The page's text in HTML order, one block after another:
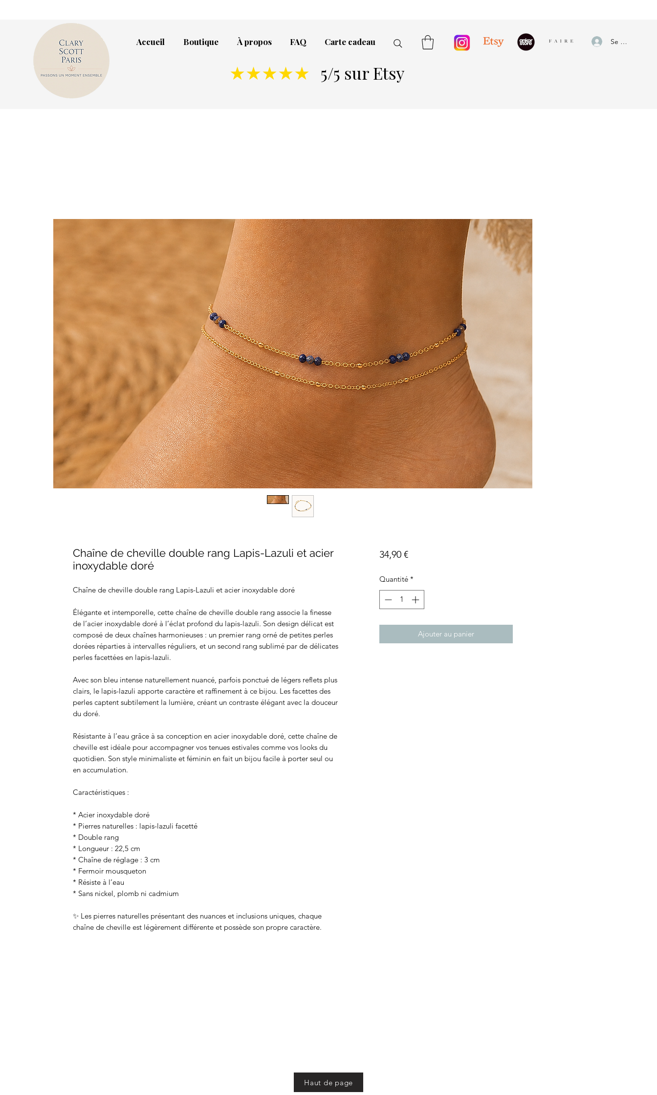
Accueil Boutique À propos FAQ Carte cadeau
★★★★★ 5/5 sur Etsy
Se connecter
Chaîne de cheville double rang Lapis-Lazuli et acier
inoxydable doré
Chaîne de cheville double rang Lapis-Lazuli et acier inoxydable doré
Élégante et intemporelle, cette chaîne de cheville double rang associe la finesse
de l’acier inoxydable doré à l’éclat profond du lapis-lazuli. Son design délicat est
composé de deux chaînes harmonieuses : un premier rang orné de petites perles
dorées réparties à intervalles réguliers, et un second rang sublimé par de délicates
perles facettées en lapis-lazuli.
Avec son bleu intense naturellement nuancé, parfois ponctué de légers reflets plus
clairs, le lapis-lazuli apporte caractère et raffinement à ce bijou. Les facettes des
perles captent subtilement la lumière, créant un contraste élégant avec la douceur
du doré.
Résistante à l’eau grâce à sa conception en acier inoxydable doré, cette chaîne de
cheville est idéale pour accompagner vos tenues estivales comme vos looks du
quotidien. Son style minimaliste et féminin en fait un bijou facile à porter seul ou
en accumulation.
Caractéristiques :
* Acier inoxydable doré
* Pierres naturelles : lapis-lazuli facetté
* Double rang
* Longueur : 22,5 cm
* Chaîne de réglage : 3 cm
* Fermoir mousqueton
* Résiste à l’eau
* Sans nickel, plomb ni cadmium
✨ Les pierres naturelles présentant des nuances et inclusions uniques, chaque
chaîne de cheville est légèrement différente et possède son propre caractère.
34,90 €Prix
Quantité *
Ajouter au panier
Haut de page